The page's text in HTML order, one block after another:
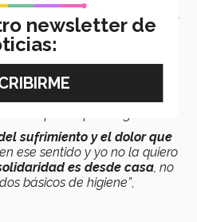
ser
responsables ante la
lo que para unos puede
un fuerte catarro para
segura.
acto de solidaridad
en el lugar de los
que les puedo generar.
sufrimiento y el dolor que
ese sentido y yo no la quiero
es desde casa , no
básicos de higiene”,
newsletter de